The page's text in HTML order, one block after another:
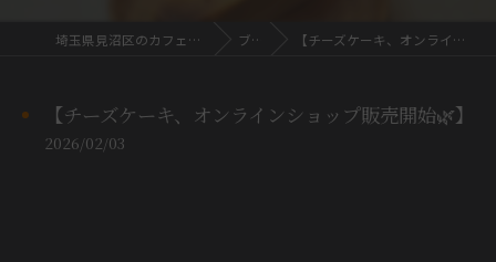
埼玉県見沼区のカフェならcafe MICHIKUSA ブログ 【チーズケーキ、オンラインショップ販売開始🌿】
【チーズケーキ、オンラインショップ販売開始🌿】
2026/02/03